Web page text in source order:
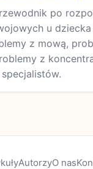
po
u
z mową,
z
AutorzyO nas